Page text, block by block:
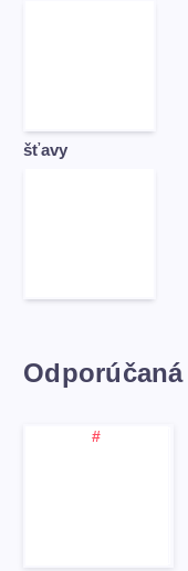
šťavy
Odporúčaná